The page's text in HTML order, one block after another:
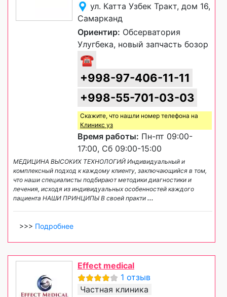
ул. Катта Узбек Тракт, дом 16,
Самарканд
Ориентир: Обсерватория
Улугбека, новый запчасть бозор
☎
+998-97-406-11-11
+998-55-701-03-03
Скажите, что нашли номер телефона на
Клиникс уз
Время работы: Пн-пт 09:00-
17:00, Сб 09:00-15:00
МЕДИЦИНА ВЫСОКИХ ТЕХНОЛОГИЙ Индивидуальный и
комплексный подход к каждому клиенту, заключающийся в том,
что наши специалисты подбирают методики диагностики и
лечения, исходя из индивидуальных особенностей каждого
пациента НАШИ ПРИНЦИПЫ В своей практи ...
>>> Подробнее
Effect medical
1 отзыв
Частная клиника